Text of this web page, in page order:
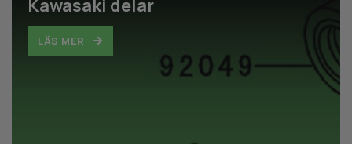
Kawasaki delar
LÄS MER